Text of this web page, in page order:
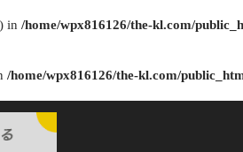
in /home/wpx816126/the-kl.com/
/home/wpx816126/the-kl.com/